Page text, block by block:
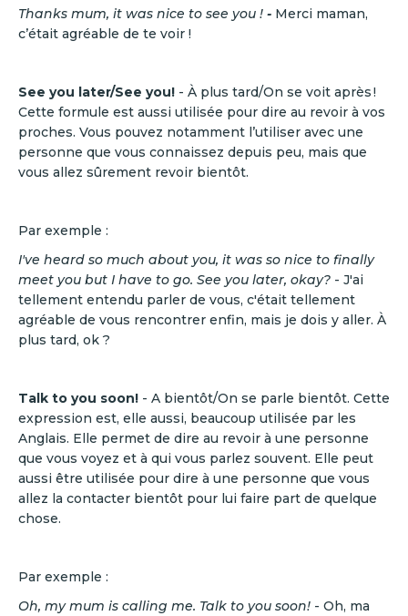
Thanks mum, it was nice to see you ! - Merci maman,
c’était agréable de te voir !
See you later/See you! - À plus tard/On se voit après !
Cette formule est aussi utilisée pour dire au revoir à vos
proches. Vous pouvez notamment l’utiliser avec une
personne que vous connaissez depuis peu, mais que
vous allez sûrement revoir bientôt.
Par exemple :
I've heard so much about you, it was so nice to finally
meet you but I have to go. See you later, okay? - J'ai
tellement entendu parler de vous, c'était tellement
agréable de vous rencontrer enfin, mais je dois y aller. À
plus tard, ok ?
Talk to you soon! - A bientôt/On se parle bientôt. Cette
expression est, elle aussi, beaucoup utilisée par les
Anglais. Elle permet de dire au revoir à une personne
que vous voyez et à qui vous parlez souvent. Elle peut
aussi être utilisée pour dire à une personne que vous
allez la contacter bientôt pour lui faire part de quelque
chose.
Par exemple :
Oh, my mum is calling me. Talk to you soon! - Oh, ma